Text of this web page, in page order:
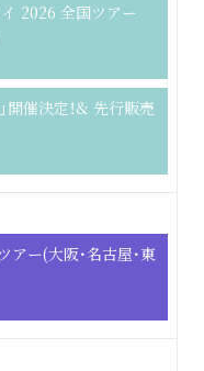
イ 2026 全国ツアー
開催決定！& 先行販売
アー(大阪･名古屋･東